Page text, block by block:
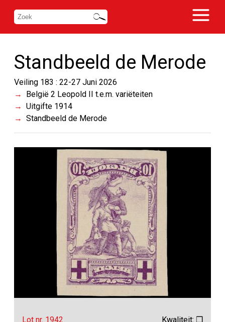
Standbeeld de Merode
Veiling 183 : 22-27 Juni 2026
België 2 Leopold II t.e.m. variëteiten
Uitgifte 1914
Standbeeld de Merode
Lot nr. 1942 Kwaliteit: ❒